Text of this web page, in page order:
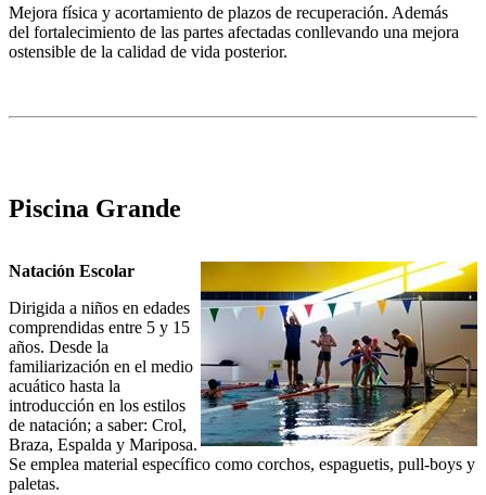
Mejora física y acortamiento de plazos de recuperación. Además
del fortalecimiento de las partes afectadas conllevando una mejora
ostensible de la calidad de vida posterior.
Piscina Grande
Natación Escolar
Dirigida a niños en edades
comprendidas entre 5 y 15
años. Desde la
familiarización en el medio
acuático hasta la
introducción en los estilos
de natación; a saber: Crol,
Braza, Espalda y Mariposa.
Se emplea material específico como corchos, espaguetis, pull-boys y
paletas.